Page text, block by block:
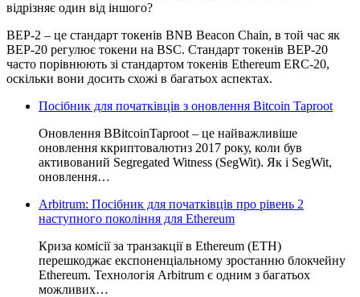
відрізняє один від іншого?
BEP-2 – це стандарт токенів BNB Beacon Chain, в той час як
BEP-20 регулює токени на BSC. Стандарт токенів BEP-20
часто порівнюють зі стандартом токенів Ethereum ERC-20,
оскільки вони досить схожі в багатьох аспектах.
Посібник для початківців з оновлення Bitcoin Taproot
Оновлення BBitcoinTaproot – це найважливіше
оновлення ккриптовалютиз 2017 року, коли був
активований Segregated Witness (SegWit). Як і SegWit,
оновлення…
Arbitrum: Посібник для початківців про рівень 2
наступного покоління для Ethereum
Криза комісії за транзакції в Ethereum (ETH)
перешкоджає експоненціальному зростанню блокчейну
Ethereum. Технологія Arbitrum є одним з багатьох
можливих…